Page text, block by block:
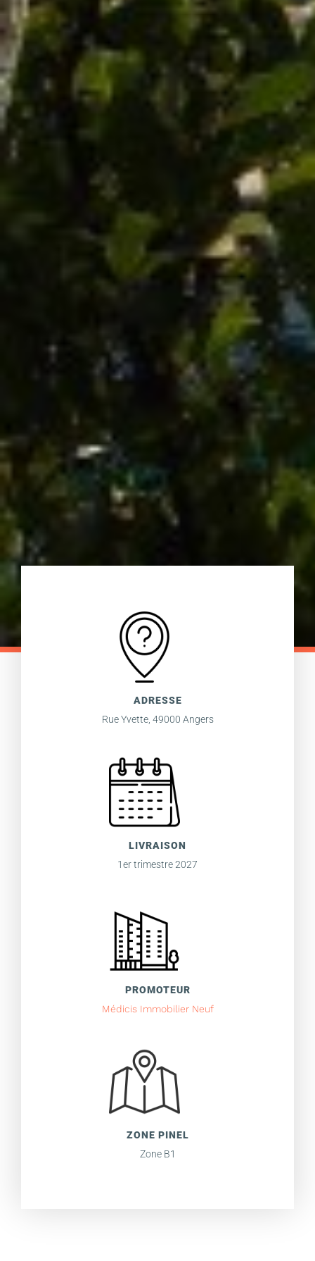
ADRESSE
Rue Yvette, 49000 Angers
LIVRAISON
1er trimestre 2027
PROMOTEUR
Médicis Immobilier Neuf
ZONE PINEL
Zone B1